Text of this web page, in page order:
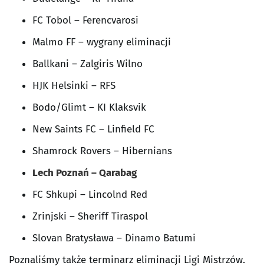
FC Tobol – Ferencvarosi
Malmo FF – wygrany eliminacji
Ballkani – Zalgiris Wilno
HJK Helsinki – RFS
Bodo/Glimt – KI Klaksvik
New Saints FC – Linfield FC
Shamrock Rovers – Hibernians
Lech Poznań – Qarabag
FC Shkupi – Lincolnd Red
Zrinjski – Sheriff Tiraspol
Slovan Bratysława – Dinamo Batumi
Poznaliśmy także terminarz eliminacji Ligi Mistrzów.